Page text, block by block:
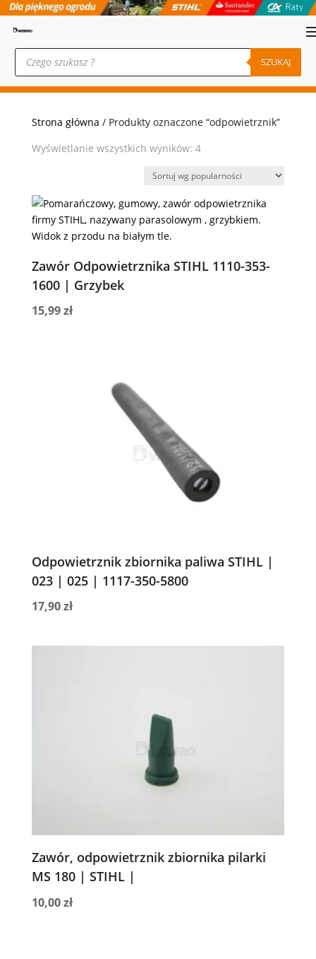
Wyszukiwarka
produktów SZUKAJ
Strona główna / Produkty oznaczone “odpowietrznik”
Wyświetlanie wszystkich wyników: 4Posortowane
popularności
Zawór Odpowietrznika STIHL 1110-353-
1600 | Grzybek
15,99zł
Odpowietrznik zbiornika paliwa STIHL |
023 | 025 | 1117-350-5800
17,90zł
Zawór, odpowietrznik zbiornika pilarki
MS 180 | STIHL |
10,00zł